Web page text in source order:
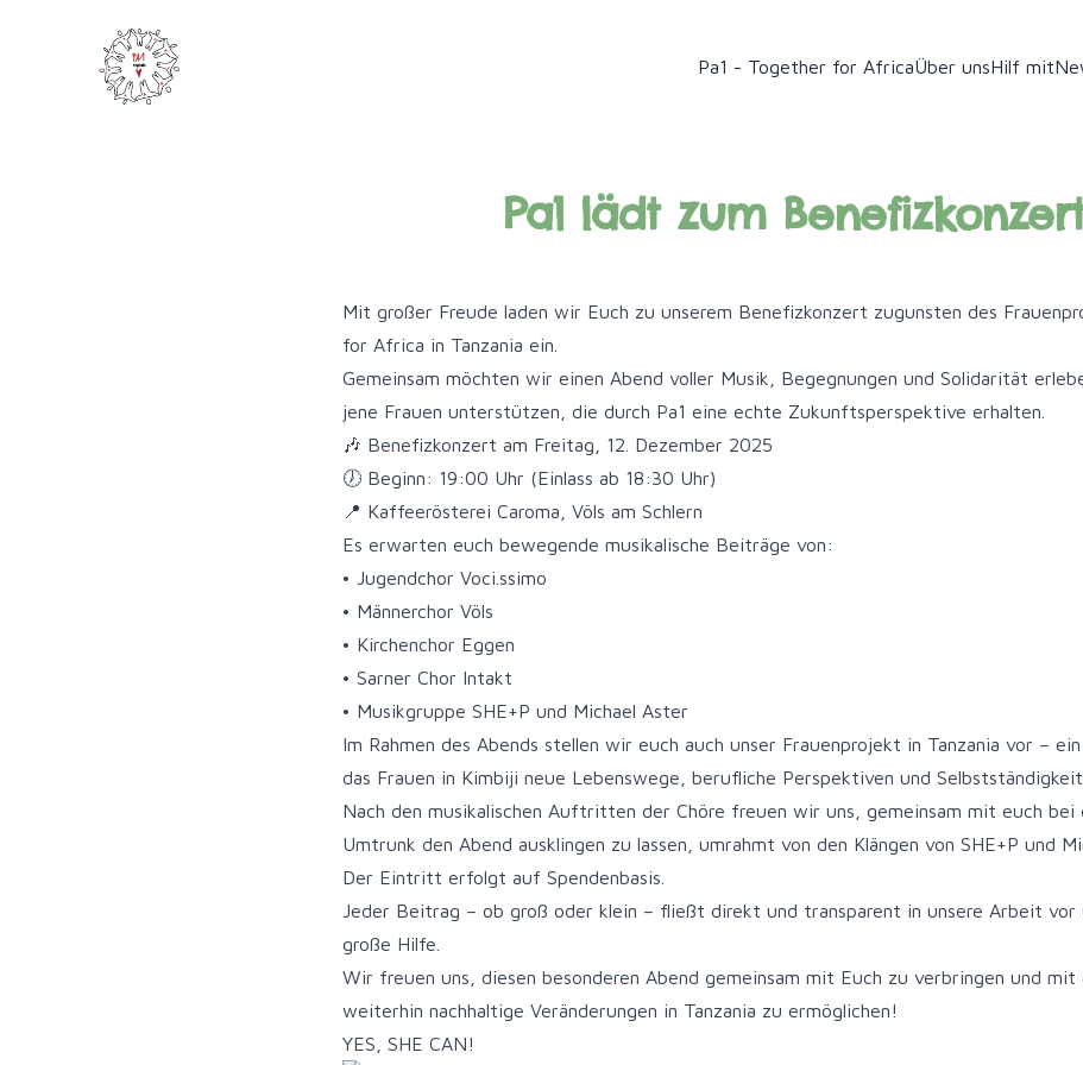
Pa1 - Together for Africa
Pa1 - Together for AfricaÜber unsHilf mit
Pa1 lädt zum
Mit großer Freude laden wir Euch zu unserem Benefizkonzert zugunsten des
for Africa in Tanzania ein.
Gemeinsam möchten wir einen Abend voller Musik, Begegnungen und Solidarität
jene Frauen unterstützen, die durch Pa1 eine echte Zukunftsperspektive erhalten.
🎶 Benefizkonzert am Freitag, 12. Dezember 2025
🕖 Beginn: 19:00 Uhr (Einlass ab 18:30 Uhr)
📍 Kaffeerösterei Caroma, Völs am Schlern
Es erwarten euch bewegende musikalische Beiträge von:
• Jugendchor Voci.ssimo
• Männerchor Völs
• Kirchenchor Eggen
• Sarner Chor Intakt
• Musikgruppe SHE+P und Michael Aster
Im Rahmen des Abends stellen wir euch auch unser Frauenprojekt in Tanzania vor –
das Frauen in Kimbiji neue Lebenswege, berufliche Perspektiven und
Nach den musikalischen Auftritten der Chöre freuen wir uns, gemeinsam mit euch bei
Umtrunk den Abend ausklingen zu lassen, umrahmt von den Klängen von SHE+P und
Der Eintritt erfolgt auf Spendenbasis.
Jeder Beitrag – ob groß oder klein – fließt direkt und transparent in unsere Arbeit vor
große Hilfe.
Wir freuen uns, diesen besonderen Abend gemeinsam mit Euch zu verbringen und mit
weiterhin nachhaltige Veränderungen in Tanzania zu ermöglichen!
YES, SHE CAN!